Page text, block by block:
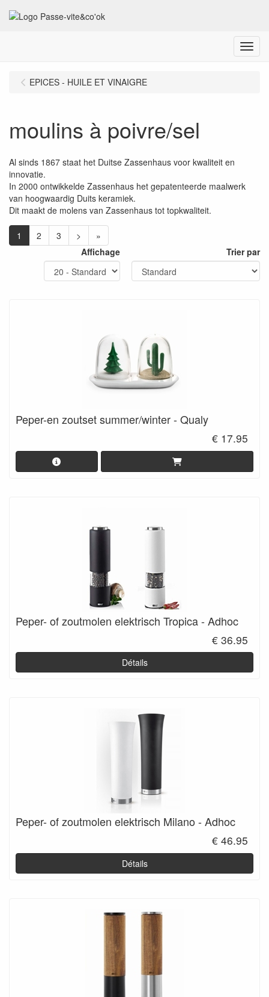
Menu
EPICES - HUILE ET VINAIGRE
moulins à poivre/sel
Al sinds 1867 staat het Duitse Zassenhaus voor kwaliteit en
innovatie.
In 2000 ontwikkelde Zassenhaus het gepatenteerde maalwerk
van hoogwaardig Duits keramiek.
Dit maakt de molens van Zassenhaus tot topkwaliteit.
1 2 3 >
»
Affichage
Trier par
Peper-en zoutset summer/winter - Qualy
€ 17.95
Peper- of zoutmolen elektrisch Tropica - Adhoc
€ 36.95
Détails
Peper- of zoutmolen elektrisch Milano - Adhoc
€ 46.95
Détails